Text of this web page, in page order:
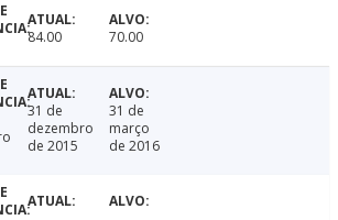
84.00 70.00
31 de
dezembro
de 2015
31 de
março
de 2016